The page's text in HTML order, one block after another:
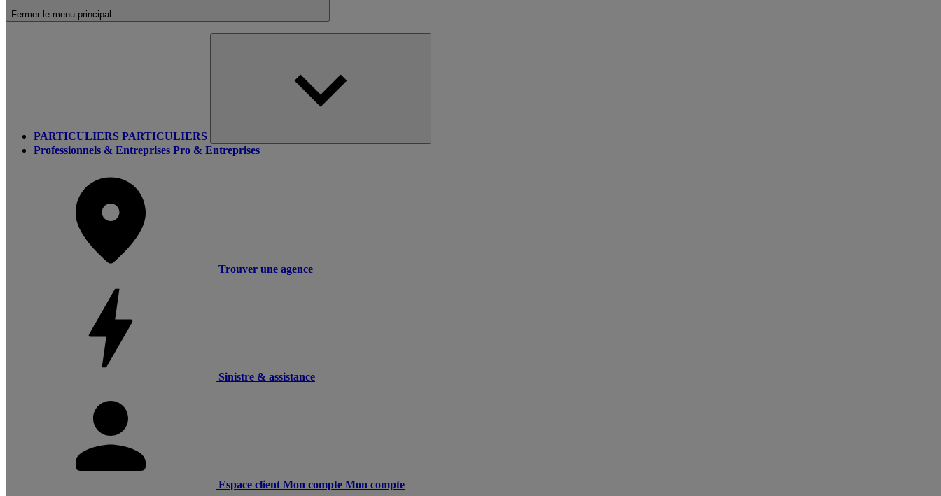
Fermer le menu principal
PARTICULIERS PARTICULIERS
Professionnels & Entreprises Pro & Entreprises
Trouver une agence
Sinistre & assistance
Espace client Mon compte Mon compte